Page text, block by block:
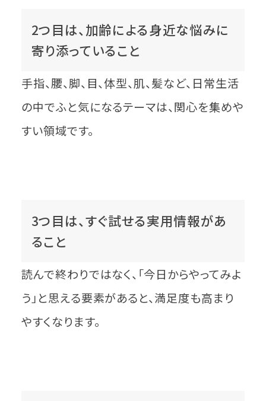
2つ目は、加齢による身近な悩みに
寄り添っていること
手指、腰、脚、目、体型、肌、髪など、日常生活
の中でふと気になるテーマは、関心を集めや
すい領域です。
3つ目は、すぐ試せる実用情報があ
ること
読んで終わりではなく、「今日からやってみよ
う」と思える要素があると、満足度も高まり
やすくなります。